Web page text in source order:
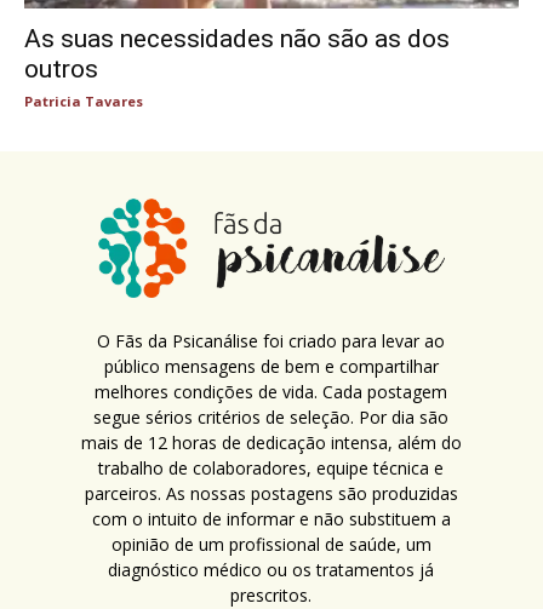
As suas necessidades não são as dos
outros
Patricia Tavares
O Fãs da Psicanálise foi criado para levar ao
público mensagens de bem e compartilhar
melhores condições de vida. Cada postagem
segue sérios critérios de seleção. Por dia são
mais de 12 horas de dedicação intensa, além do
trabalho de colaboradores, equipe técnica e
parceiros. As nossas postagens são produzidas
com o intuito de informar e não substituem a
opinião de um profissional de saúde, um
diagnóstico médico ou os tratamentos já
prescritos.